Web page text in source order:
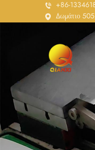
+86-
Δωμάτιο